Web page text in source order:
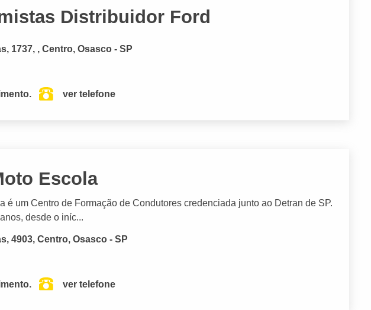
Distribuidor Ford
1737, , Centro, Osasco - SP
ver telefone
Escola
é um Centro de Formação de Condutores credenciada junto ao Detran de SP.
desde o iníc...
4903, Centro, Osasco - SP
ver telefone